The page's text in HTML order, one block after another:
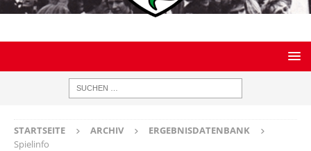
STARTSEITE ARCHIV
ERGEBNISDATENBANK
Spielinfo